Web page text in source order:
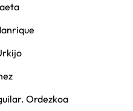
Ordezkoa